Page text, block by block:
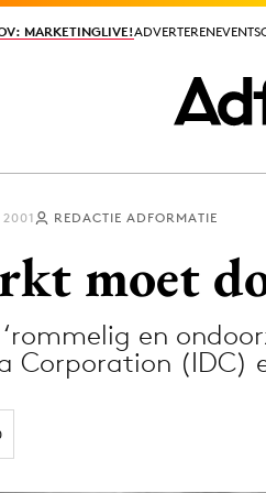
MARKETINGLIVE!ADVERTERENEVENTS
MARKETINGLIVE!ADVERTERENEVENTS
transformation
REDACTIE ADFORMATIE
moet
en
Corporation (IDC)